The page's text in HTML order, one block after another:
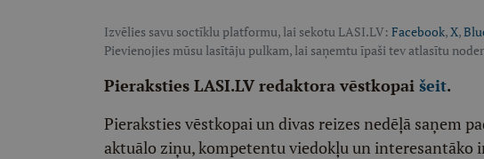
Izvēlies savu soctīklu platformu, lai sekotu LASI.LV: Facebook,X,
Pievienojies mūsu lasītāju pulkam, lai saņemtu īpaši tev atlasītu
Pieraksties LASI.LV redaktora vēstkopai šeit.
Pieraksties vēstkopai un divas reizes nedēļā saņem
aktuālo ziņu, kompetentu viedokļu un interesantāko